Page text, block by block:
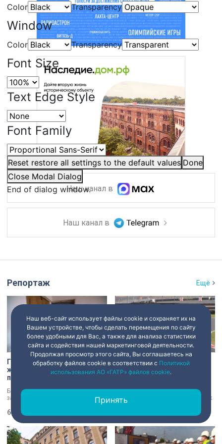
Color Transparency
Window
Color Transparency
Font Size
Text Edge Style
Font Family
Reset restore all settings to the default values Done
Close Modal Dialog
End of dialog window.
Наш канал в
Наш канал в
Репортаж Ещё
Голый мужчина в квартире
жены: экс-сотрудник
прокуратуры рассказал,
Бывший работник прокуратуры,
задержанный за убийство голого
мужчины, рассказал о причинах,
которые толкнули его на страшное
преступление. Два года назад он
вынес мертвеца из дома на улице
Луначарского, выдавая
бездыханного мужчину за
6 августа 2026
Участники СВО приняли
участие в заездах на
специальных адаптивных
Новые возможности для
восстановления и возвращения к
активной жизни. Представители
фонда «СВОй дом» в Петербурге
специальной военной операции,
которые сейчас проходят курс
реабилитации. Главным событием
Наш веб-сайт использует файлы cookie и сохраняет их на
Вашем устройстве, чтобы сделать перемещения по сайту
более удобными для Вас, а также для анализа статистики
сайта и содействия нашей маркетинговой деятельности.
Продолжая просмотр этого сайта, Вы соглашаетесь на
обработку файлов cookie в соответствии с Политикой
использования АО «ГАТР» файлов cookie.
Принять